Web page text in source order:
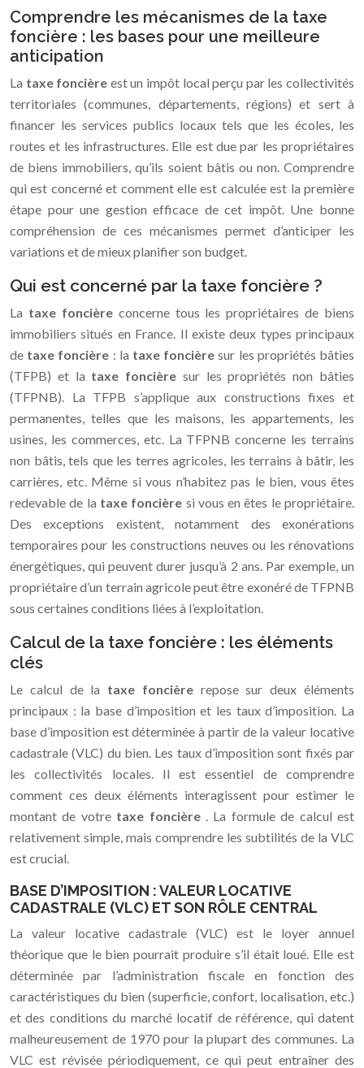
Comprendre les mécanismes de la taxe
foncière : les bases pour une meilleure
anticipation
La taxe foncière est un impôt local perçu par les collectivités
territoriales (communes, départements, régions) et sert à
financer les services publics locaux tels que les écoles, les
routes et les infrastructures. Elle est due par les propriétaires
de biens immobiliers, qu’ils soient bâtis ou non. Comprendre
qui est concerné et comment elle est calculée est la première
étape pour une gestion efficace de cet impôt. Une bonne
compréhension de ces mécanismes permet d’anticiper les
variations et de mieux planifier son budget.
Qui est concerné par la taxe foncière ?
La taxe foncière concerne tous les propriétaires de biens
immobiliers situés en France. Il existe deux types principaux
de taxe foncière : la taxe foncièresur les propriétés bâties
(TFPB) et la taxe foncière sur les propriétés non bâties
(TFPNB). La TFPB s’applique aux constructions fixes et
permanentes, telles que les maisons, les appartements, les
usines, les commerces, etc. La TFPNB concerne les terrains
non bâtis, tels que les terres agricoles, les terrains à bâtir, les
carrières, etc. Même si vous n’habitez pas le bien, vous êtes
redevable de la taxe foncière si vous en êtes le propriétaire.
Des exceptions existent, notamment des exonérations
temporaires pour les constructions neuves ou les rénovations
énergétiques, qui peuvent durer jusqu’à 2 ans. Par exemple, un
propriétaire d’un terrain agricole peut être exonéré de TFPNB
sous certaines conditions liées à l’exploitation.
Calcul de la taxe foncière : les éléments
clés
Le calcul de la taxe foncière repose sur deux éléments
principaux : la base d’imposition et les taux d’imposition. La
base d’imposition est déterminée à partir de la valeur locative
cadastrale (VLC) du bien. Les taux d’imposition sont fixés par
les collectivités locales. Il est essentiel de comprendre
comment ces deux éléments interagissent pour estimer le
montant de votre taxe foncière . La formule de calcul est
relativement simple, mais comprendre les subtilités de la VLC
est crucial.
BASE D’IMPOSITION : VALEUR LOCATIVE
CADASTRALE (VLC) ET SON RÔLE CENTRAL
La valeur locative cadastrale (VLC) est le loyer annuel
théorique que le bien pourrait produire s’il était loué. Elle est
déterminée par l’administration fiscale en fonction des
caractéristiques du bien (superficie, confort, localisation, etc.)
et des conditions du marché locatif de référence, qui datent
malheureusement de 1970 pour la plupart des communes. La
VLC est révisée périodiquement, ce qui peut entraîner des